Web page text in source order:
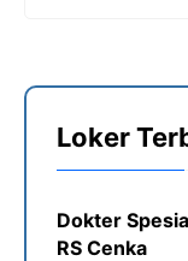
Loker
Dokter
RS Cenka